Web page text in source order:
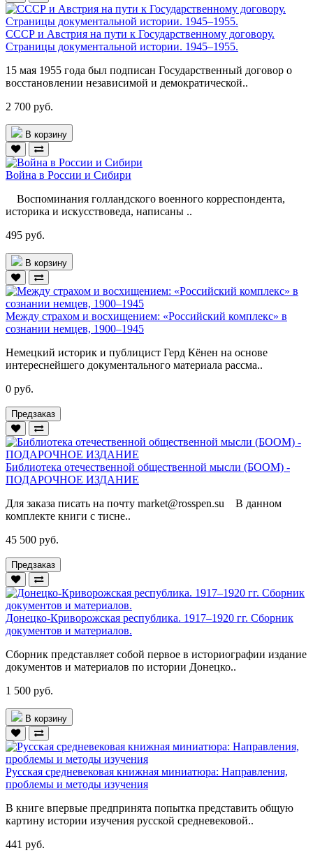
СССР и Австрия на пути к Государственному договору.
Страницы документальной истории. 1945–1955.
15 мая 1955 года был подписан Государственный договор о
восстановлении независимой и демократической..
2 700 руб.
В корзину
Война в России и Сибири
Воспоминания голландского военного корреспондента,
историка и искусствоведа, написаны ..
495 руб.
В корзину
Между страхом и восхищением: «Российский комплекс» в
сознании немцев, 1900–1945
Немецкий историк и публицист Герд Кёнен на основе
интереснейшего документального материала рассма..
0 руб.
Предзаказ
Библиотека отечественной общественной мысли (БООМ) -
ПОДАРОЧНОЕ ИЗДАНИЕ
Для заказа писать на почту market@rosspen.su В данном
комплекте книги с тисне..
45 500 руб.
Предзаказ
Донецко-Криворожская республика. 1917–1920 гг. Сборник
документов и материалов.
Сборник представляет собой первое в историографии издание
документов и материалов по истории Донецко..
1 500 руб.
В корзину
Русская средневековая книжная миниатюра: Направления,
проблемы и методы изучения
В книге впервые предпринята попытка представить общую
картину истории изучения русской средневековой..
441 руб.